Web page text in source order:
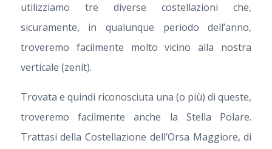
utilizziamo tre diverse costellazioni che,
sicuramente, in qualunque periodo dell’anno,
troveremo facilmente molto vicino alla nostra
verticale (zenit).
Trovata e quindi riconosciuta una (o più) di queste,
troveremo facilmente anche la Stella Polare.
Trattasi della Costellazione dell’Orsa Maggiore, di